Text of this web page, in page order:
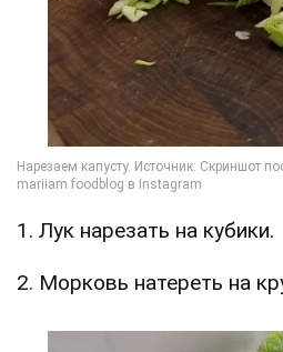
1. Лук нарезать на кубики.
2. Морковь натереть на